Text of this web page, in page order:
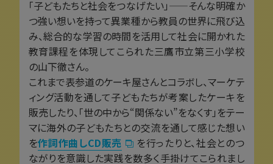
「子どもたちと社会をつなげたい」——そんな明確か
つ強い想いを持って異業種から教員の世界に飛び込
み、総合的な学習の時間を活用して社会に開かれた
教育課程を体現してこられた三鷹市立第三小学校
の山下徹さん。
これまで表参道のケーキ屋さんとコラボし、マーケテ
ィング活動を通して子どもたちが考案したケーキを
販売したり、「世の中から“関係ない”をなくす」をテー
マに海外の子どもたちとの交流を通して感じた想い
を作詞作曲しCD販売
を行ったりと、社会とのつ
ながりを意識した実践を数多く手掛けてこられまし